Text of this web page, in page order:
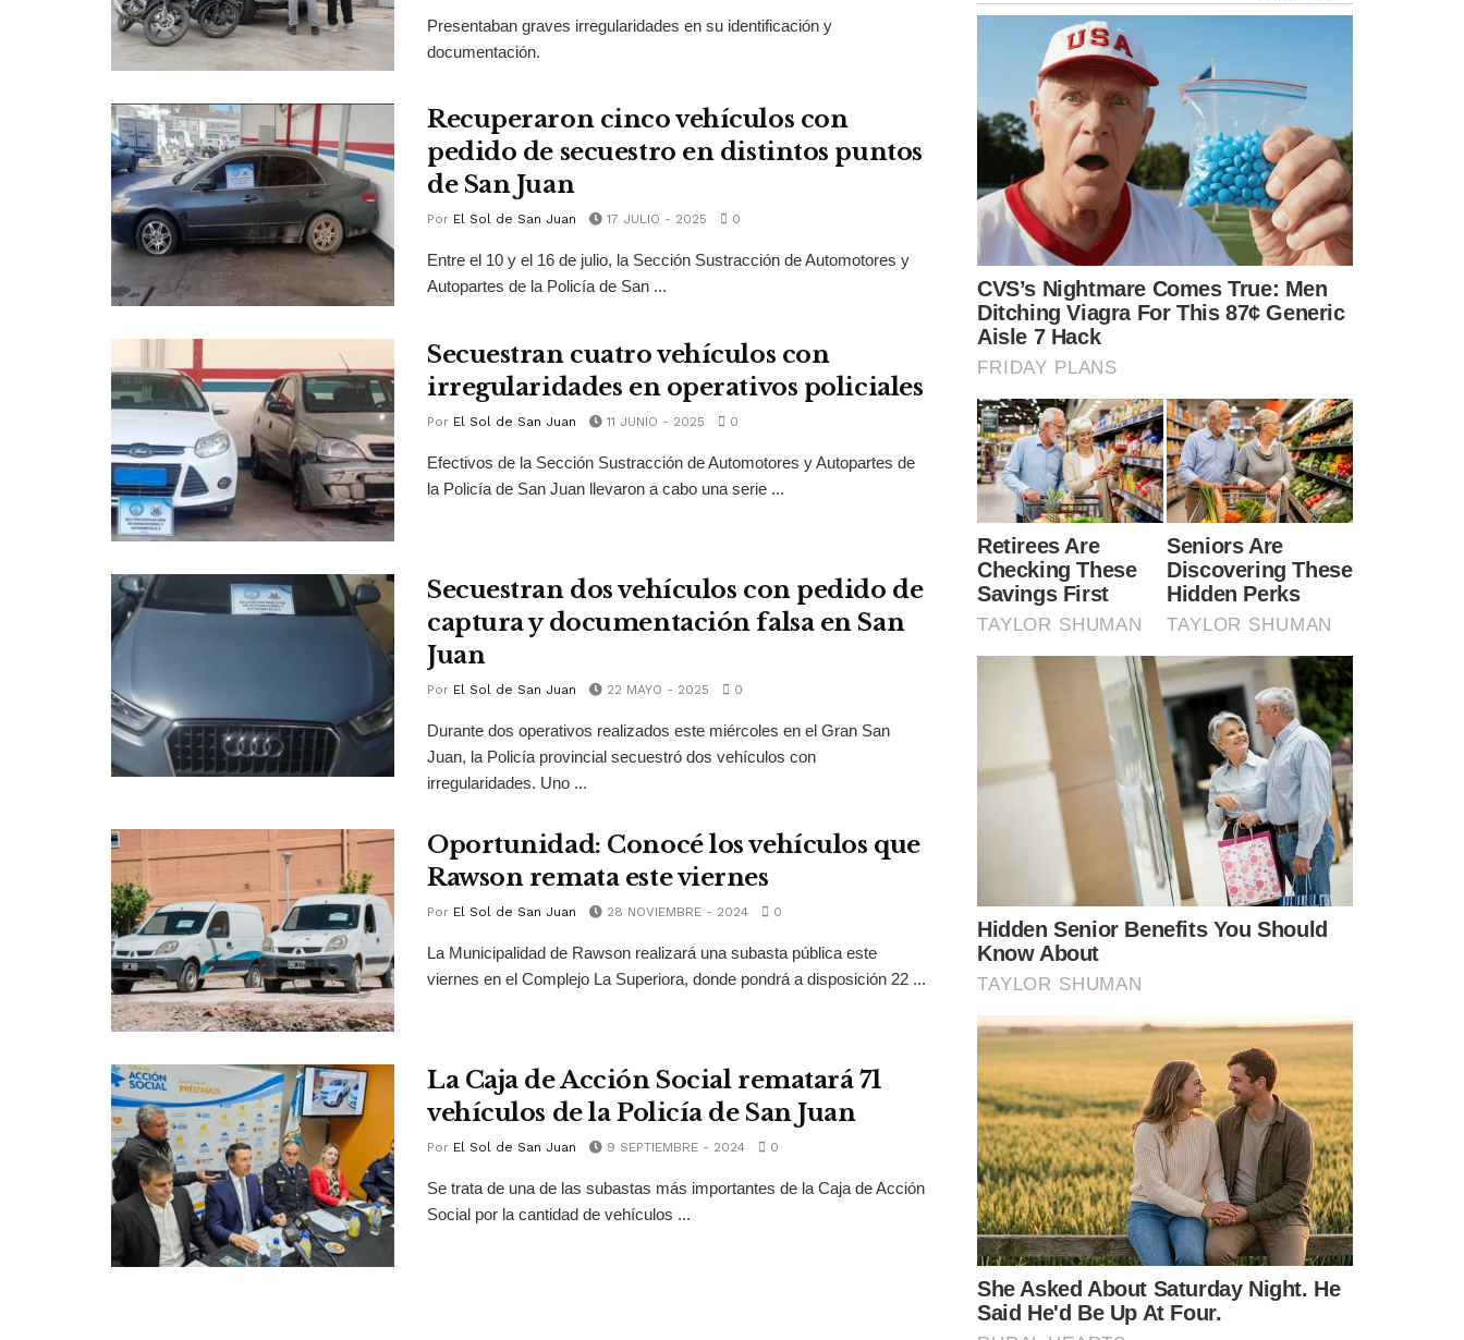
Presentaban graves irregularidades en su identificación y
documentación.
Recuperaron cinco vehículos con
pedido de secuestro en distintos puntos
de San Juan
Por El Sol de San Juan 17 JULIO - 2025 0
Entre el 10 y el 16 de julio, la Sección Sustracción de Automotores y
Autopartes de la Policía de San ...
Secuestran cuatro vehículos con
irregularidades en operativos policiales
Por El Sol de San Juan 11 JUNIO - 2025 0
Efectivos de la Sección Sustracción de Automotores y Autopartes de
la Policía de San Juan llevaron a cabo una serie ...
Secuestran dos vehículos con pedido de
captura y documentación falsa en San
Juan
Por El Sol de San Juan 22 MAYO - 2025 0
Durante dos operativos realizados este miércoles en el Gran San
Juan, la Policía provincial secuestró dos vehículos con
irregularidades. Uno ...
Oportunidad: Conocé los vehículos que
Rawson remata este viernes
Por El Sol de San Juan 28 NOVIEMBRE - 2024 0
La Municipalidad de Rawson realizará una subasta pública este
viernes en el Complejo La Superiora, donde pondrá a disposición 22 ...
La Caja de Acción Social rematará 71
vehículos de la Policía de San Juan
Por El Sol de San Juan 9 SEPTIEMBRE - 2024 0
Se trata de una de las subastas más importantes de la Caja de Acción
Social por la cantidad de vehículos ...